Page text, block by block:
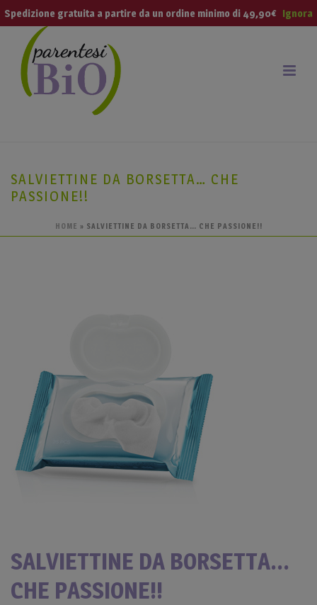
SALVIETTINE DA BORSETTA… CHE
PASSIONE!!
HOME » SALVIETTINE DA BORSETTA… CHE PASSIONE!!
SALVIETTINE DA BORSETTA…
CHE PASSIONE!!
Spedizione gratuita a partire da un ordine minimo di 49,90€ Ignora
modal-check